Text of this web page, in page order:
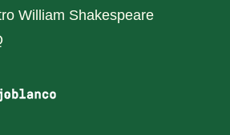
William Shakespeare